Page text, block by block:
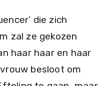
die zich
zal ze gekozen
haar haar en haar
besloot om